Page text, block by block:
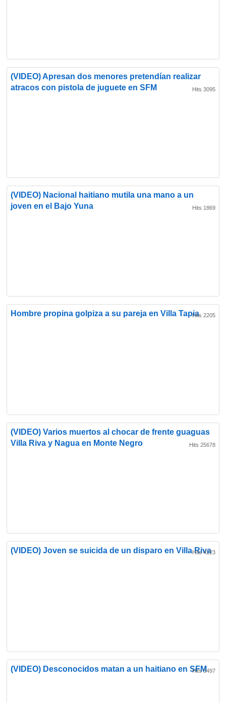
(VIDEO) Apresan dos menores pretendían realizar
atracos con pistola de juguete en SFM
Hits 3095
(VIDEO) Nacional haitiano mutila una mano a un
joven en el Bajo Yuna
Hits 1869
Hombre propina golpiza a su pareja en Villa TapiaHits 2205
(VIDEO) Varios muertos al chocar de frente guaguas
Villa Riva y Nagua en Monte Negro
Hits 25678
(VIDEO) Joven se suicida de un disparo en Villa Riva
Hits 4223
(VIDEO) Desconocidos matan a un haitiano en SFM
Hits 3497